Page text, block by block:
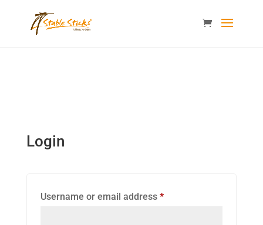
Login
Username or email address *Required